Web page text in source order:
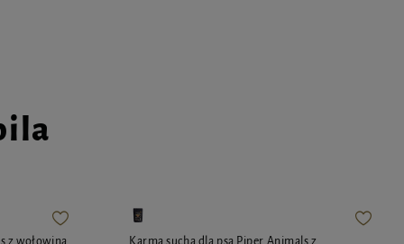
z wołowiną
Karma sucha dla psa Piper Animals z